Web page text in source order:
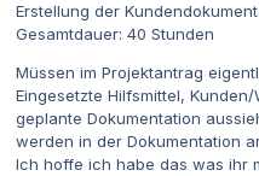
Erstellung der
Gesamtdauer: 40 Stunden
Müssen im Projektantrag
Eingesetzte Hilfsmittel,
geplante Dokumentation
werden in der Dokumentation
Ich hoffe ich habe das was ihr